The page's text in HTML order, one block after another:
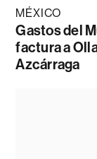
MÉXICO
Gastos del
factura a
Azcárraga